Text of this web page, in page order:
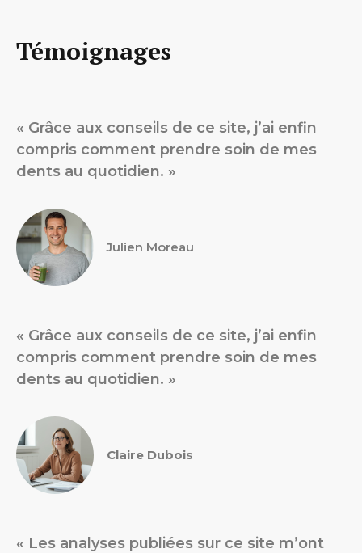
Témoignages
« Grâce aux conseils de ce site, j’ai enfin
compris comment prendre soin de mes
dents au quotidien. »
Julien Moreau
« Grâce aux conseils de ce site, j’ai enfin
compris comment prendre soin de mes
dents au quotidien. »
Claire Dubois
« Les analyses publiées sur ce site m’ont